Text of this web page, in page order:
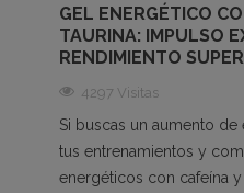
GEL ENERGÉTICO
TAURINA: IMPULSO
RENDIMIENTO
4297 Visitas
Si buscas un aumento
tus entrenamientos y
energéticos con cafeína